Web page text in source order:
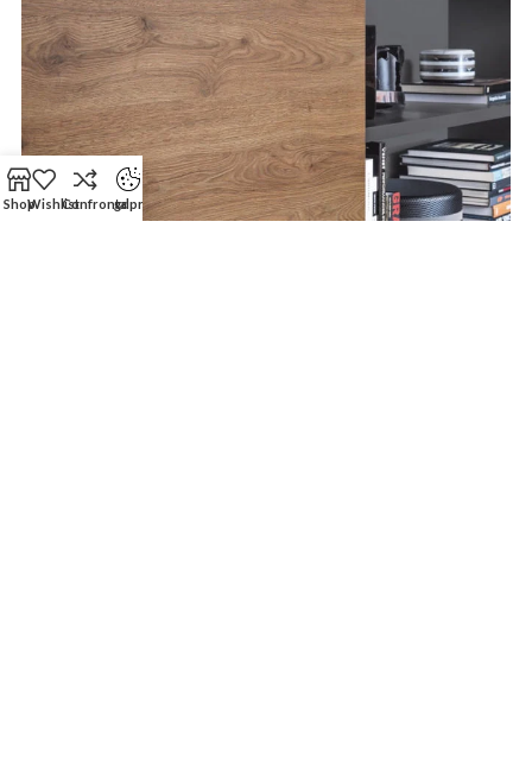
ShopWishlistConfrontagdpr